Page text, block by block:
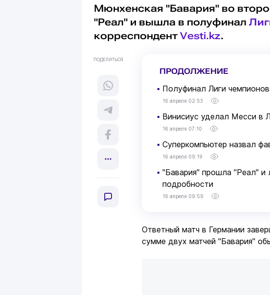
Мюнхенская "Бавария" во
"Реал" и вышла в полуфинал
корреспондент Vesti.kz.
ПОДЕЛИТЬСЯ
ПРОДОЛЖЕНИЕ
▪ Полуфинал Лиги
16 апреля 02:53
▪ Винисиус уделал Месси в
16 апреля 07:10
▪ Суперкомпьютер назвал
16 апреля 09:19
▪ "Бавария" прошла "Реал" и
подробности
16 апреля 09:59
Ответный матч в Германии
сумме двух матчей "Бавария"